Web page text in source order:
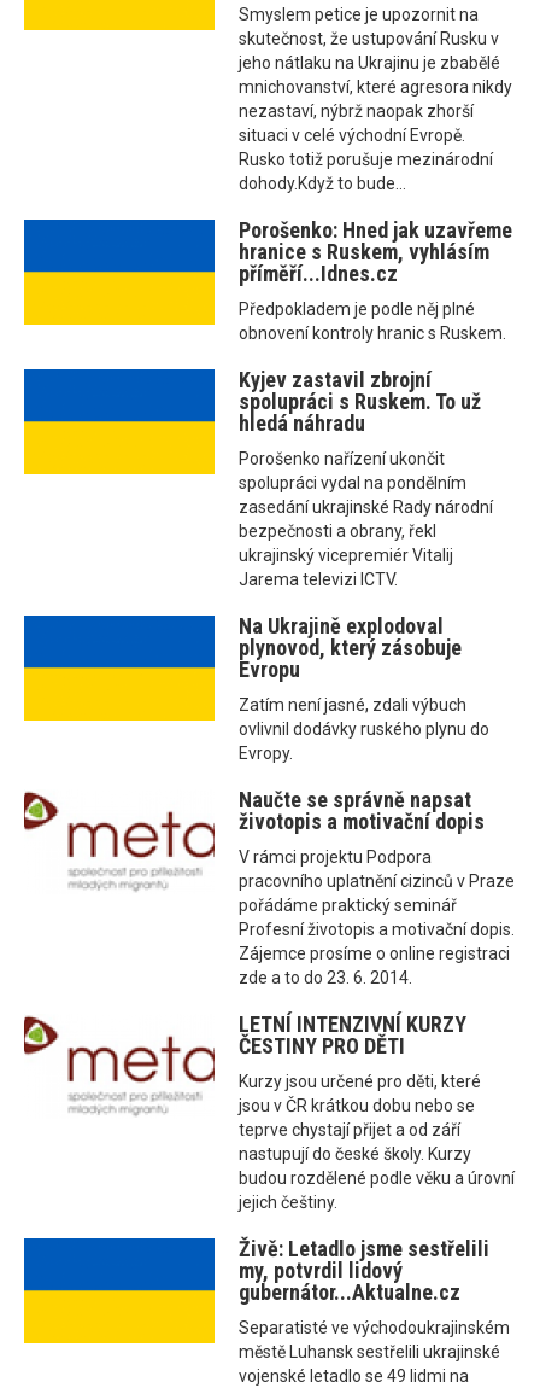
Smyslem petice je upozornit na
skutečnost, že ustupování Rusku v
jeho nátlaku na Ukrajinu je zbabělé
mnichovanství, které agresora nikdy
nezastaví, nýbrž naopak zhorší
situaci v celé východní Evropě.
Rusko totiž porušuje mezinárodní
dohody.Když to bude...
Porošenko: Hned jak uzavřeme
hranice s Ruskem, vyhlásím
příměří...Idnes.cz
Předpokladem je podle něj plné
obnovení kontroly hranic s Ruskem.
Kyjev zastavil zbrojní
spolupráci s Ruskem. To už
hledá náhradu
Porošenko nařízení ukončit
spolupráci vydal na pondělním
zasedání ukrajinské Rady národní
bezpečnosti a obrany, řekl
ukrajinský vicepremiér Vitalij
Jarema televizi ICTV.
Na Ukrajině explodoval
plynovod, který zásobuje
Evropu
Zatím není jasné, zdali výbuch
ovlivnil dodávky ruského plynu do
Evropy.
Naučte se správně napsat
životopis a motivační dopis
V rámci projektu Podpora
pracovního uplatnění cizinců v Praze
pořádáme praktický seminář
Profesní životopis a motivační dopis.
Zájemce prosíme o online registraci
zde a to do 23. 6. 2014.
LETNÍ INTENZIVNÍ KURZY
ČESTINY PRO DĚTI
Kurzy jsou určené pro děti, které
jsou v ČR krátkou dobu nebo se
teprve chystají přijet a od září
nastupují do české školy. Kurzy
budou rozdělené podle věku a úrovní
jejich češtiny.
Živě: Letadlo jsme sestřelili
my, potvrdil lidový
gubernátor...Aktualne.cz
Separatisté ve východoukrajinském
městě Luhansk sestřelili ukrajinské
vojenské letadlo se 49 lidmi na